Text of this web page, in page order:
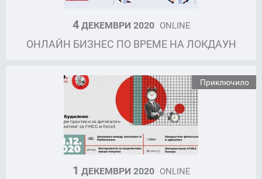
4ДЕКЕМВРИ 2020 ONLINE
ОНЛАЙН БИЗНЕС ПО ВРЕМЕ НА ЛОКДАУН
Приключило
1 ДЕКЕМВРИ 2020 ONLINE